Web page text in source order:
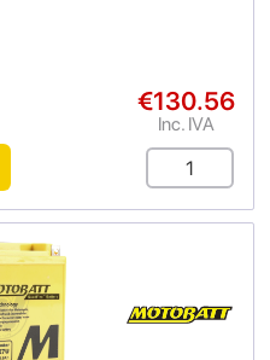
€130.56
Inc. IVA